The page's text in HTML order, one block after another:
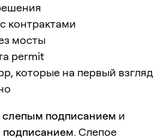
контрактами
мосты
permit
которые на первый взгляд
слепым подписанием и
. Слепое